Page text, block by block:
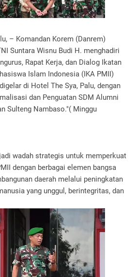
– Komandan Korem (Danrem)
Suntara Wisnu Budi H. menghadiri
Rapat Kerja, dan Dialog Ikatan
Islam Indonesia (IKA PMII)
di Hotel The Sya, Palu, dengan
dan Penguatan SDM Alumni
Sulteng Nambaso."( Minggu
wadah strategis untuk memperkuat
dengan berbagai elemen bangsa
daerah melalui peningkatan
yang unggul, berintegritas, dan